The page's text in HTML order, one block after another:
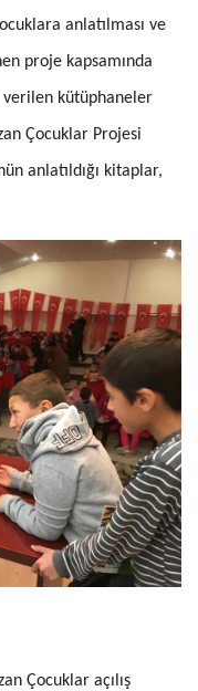
anlatılması ve
proje kapsamında
verilen kütüphaneler
Çocuklar Projesi
anlatıldığı kitaplar,
Çocuklar açılış